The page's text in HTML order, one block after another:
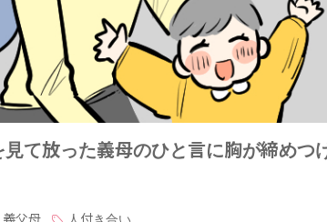
て放った義母のひと言に胸が締めつ